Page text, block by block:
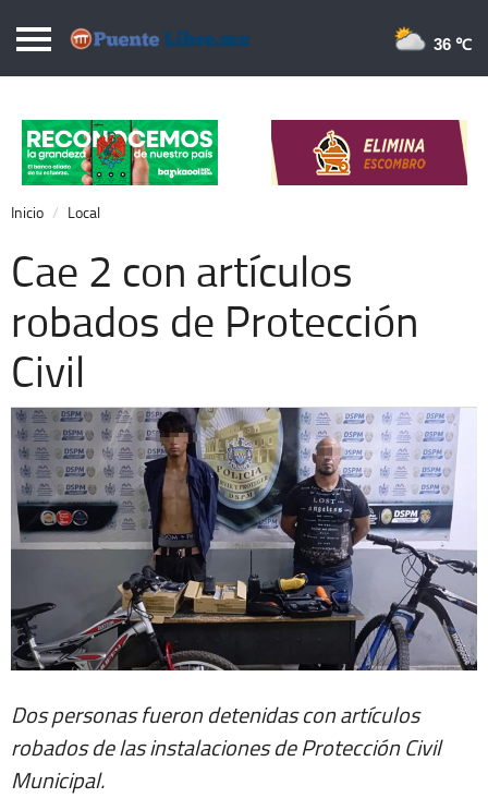
Puentelibre.mx
Local
Nacional
Opinión
Cronos
Economía
Espectáculos
Extra +
36 ℃
Inicio Local
Cae 2 con artículos
robados de Protección
Civil
Dos personas fueron detenidas con artículos
robados de las instalaciones de Protección Civil
Municipal.